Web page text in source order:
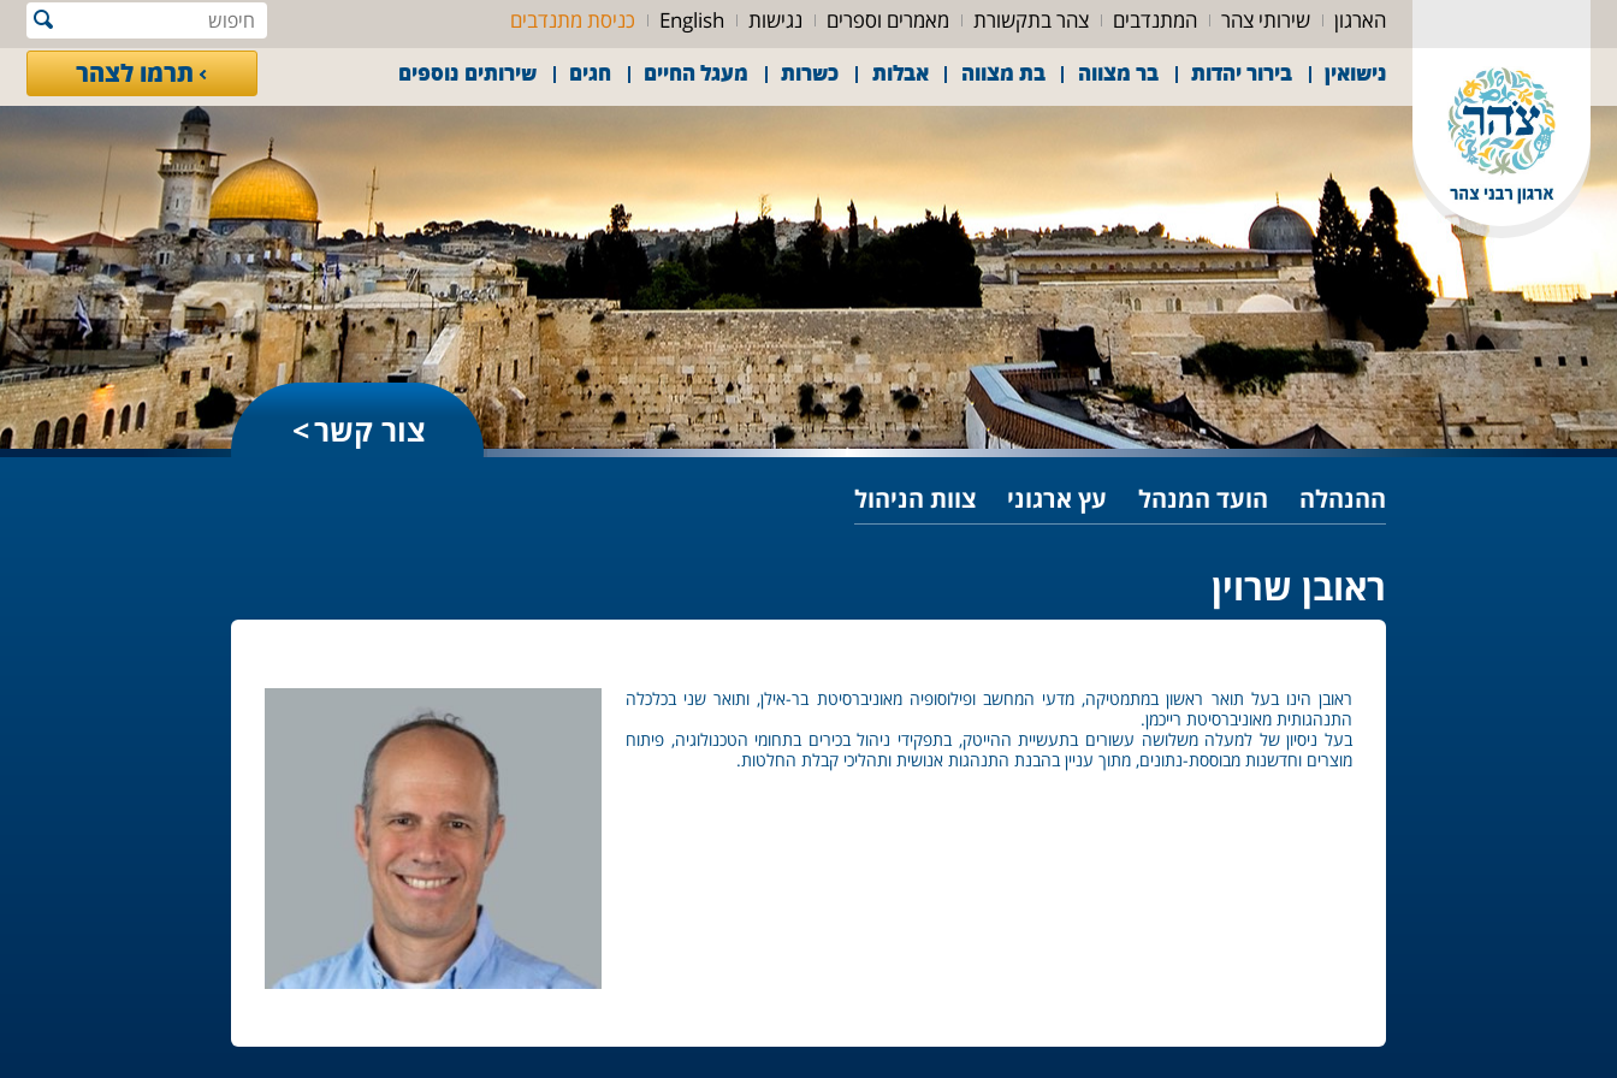
הארגון שירותי צהר המתנדבים צהר בתקשורת מאמרים וספרים נגישות English
כניסת מתנדבים
נישואין
בירור יהדות בר מצווה בת מצווה אבלות כשרות מעגל החיים חגים שירותים נוספים תרמו לצהר
צור קשר
ההנהלה הועד המנהל עץ ארגוני צוות הניהול
ראובן שרוין
ראובן הינו בעל תואר ראשון במתמטיקה, מדעי המחשב ופילוסופיה מאוניברסיטת בר-אילן, ותואר שני בכלכלה
התנהגותית מאוניברסיטת רייכמן.
בעל ניסיון של למעלה משלושה עשורים בתעשיית ההייטק, בתפקידי ניהול בכירים בתחומי הטכנולוגיה, פיתוח
מוצרים וחדשנות מבוססת-נתונים, מתוך עניין בהבנת התנהגות אנושית ותהליכי קבלת החלטות.